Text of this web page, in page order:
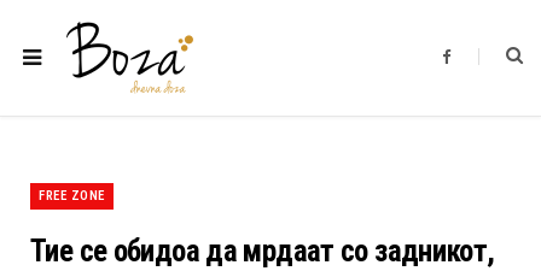
F
b
FREE ZONE
Тие се обидоа да мрдаат со задникот,